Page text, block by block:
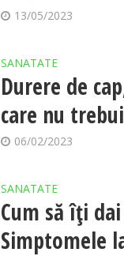
13/05/2023
SANATATE
Durere de
care nu
06/02/2023
SANATATE
Cum să îți
Simptomele